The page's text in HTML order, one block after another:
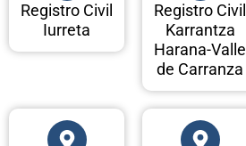
Registro Civil
Iurreta
Registro Civil
Karrantza
Harana-Valle
de Carranza